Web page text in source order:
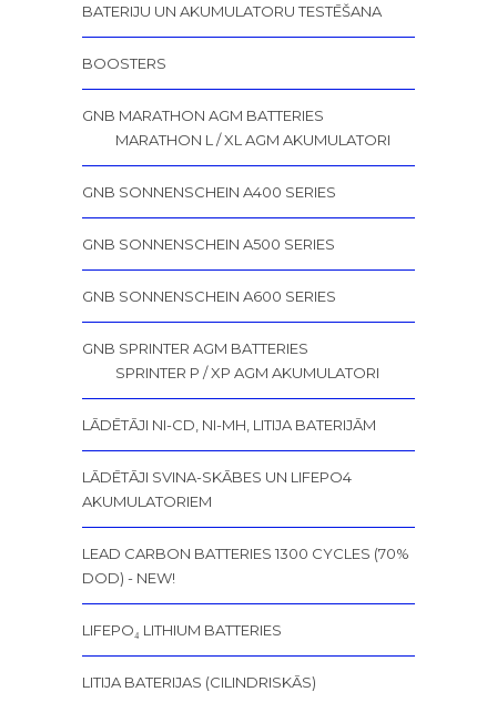
BATERIJU UN AKUMULATORU TESTĒŠANA
BOOSTERS
GNB MARATHON AGM BATTERIES
MARATHON L / XL AGM AKUMULATORI
GNB SONNENSCHEIN A400 SERIES
GNB SONNENSCHEIN A500 SERIES
GNB SONNENSCHEIN A600 SERIES
GNB SPRINTER AGM BATTERIES
SPRINTER P / XP AGM AKUMULATORI
LĀDĒTĀJI NI-CD, NI-MH, LITIJA BATERIJĀM
LĀDĒTĀJI SVINA-SKĀBES UN LIFEPO4
AKUMULATORIEM
LEAD CARBON BATTERIES 1300 CYCLES (70%
DOD) - NEW!
LIFEPO₄ LITHIUM BATTERIES
LITIJA BATERIJAS (CILINDRISKĀS)